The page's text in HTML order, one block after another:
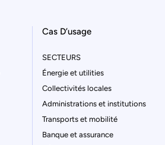
Cas D’usage
SECTEURS
Énergie et utilities
Collectivités locales
Administrations et institutions
Transports et mobilité
Banque et assurance